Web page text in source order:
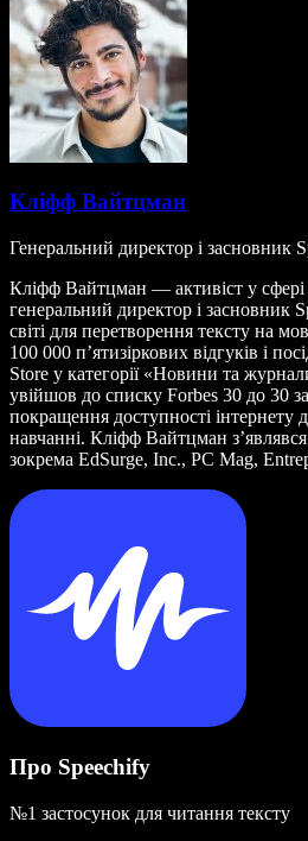
Кліфф Вайтцман
Генеральний директор і засновник
Кліфф Вайтцман — активіст у сфері
генеральний директор і
світі для перетворення тексту на
100 000 п’ятизіркових відгуків і
Store у категорії «Новини та
увійшов до списку Forbes 30 до 30
покращення доступності
навчанні. Кліфф Вайтцман
зокрема EdSurge, Inc., PC Mag,
Про Speechify
№1 застосунок для читання тексту